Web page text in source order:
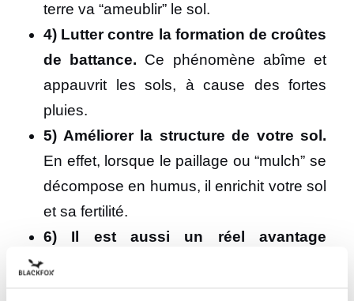
terre va “ameublir” le sol.
4) Lutter contre la formation de croûtes
de battance. Ce phénomène abîme et
appauvrit les sols, à cause des fortes
pluies.
5) Améliorer la structure de votre sol.
En effet, lorsque le paillage ou “mulch” se
décompose en humus, il enrichit votre sol
et sa fertilité.
6) Il est aussi un réel avantage
propre et uniformisé.